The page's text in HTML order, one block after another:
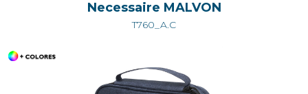
Necessaire MALVON
T760_A.C